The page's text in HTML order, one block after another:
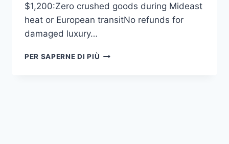
$1,200:Zero crushed goods during Mideast
heat or European transitNo refunds for
damaged luxury…
PER SAPERNE DI PIÙ